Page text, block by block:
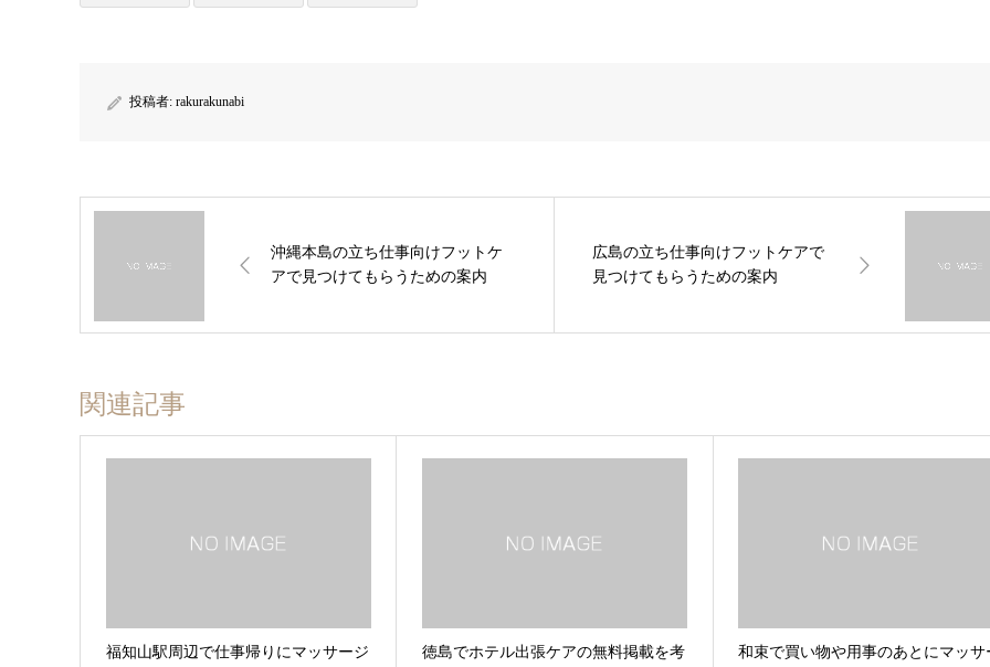
投稿者: rakurakunabi
沖縄本島の立ち仕事向けフットケ
アで見つけてもらうための案内
広島の立ち仕事向けフットケアで
見つけてもらうための案内
関連記事
福知山駅周辺で仕事帰りにマッサージ
徳島でホテル出張ケアの無料掲載を考
和束で買い物や用事のあとにマッサ